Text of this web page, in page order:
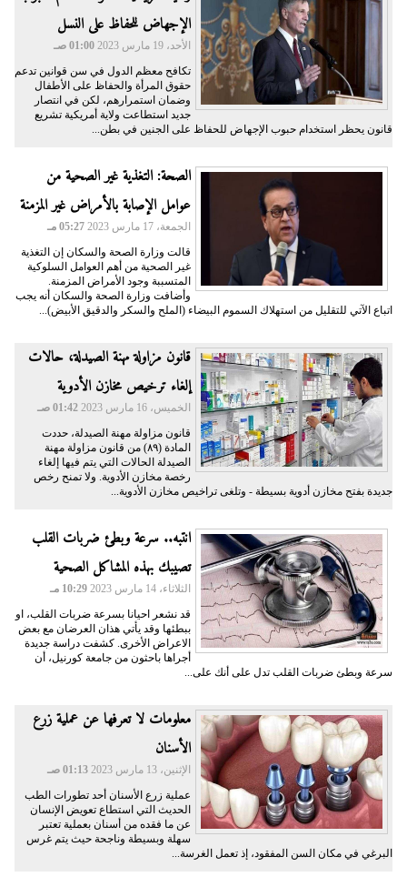
الإجهاض للحفاظ على النسل
الأحد، 19 مارس 2023
01:00 صـ
تكافح معظم الدول في سن قوانين تدعم
حقوق المرأة والحفاظ على الأطفال
وضمان استمرارهم، لكن في انتصار
جديد استطاعت ولاية أمريكية تشريع
قانون يحظر استخدام حبوب الإجهاض للحفاظ على الجنين في بطن...
الصحة: التغذية غير الصحية من
عوامل الإصابة بالأمراض غير المزمنة
الجمعة، 17 مارس 2023
05:27 مـ
قالت وزارة الصحة والسكان إن التغذية
غير الصحية من أهم العوامل السلوكية
المتسببة وجود الأمراض المزمنة.
وأضافت وزارة الصحة والسكان أنه يجب
اتباع الآتي للتقليل من استهلاك السموم البيضاء (الملح والسكر والدقيق الأبيض)...
قانون مزاولة مهنة الصيدلة، حالات
إلغاء ترخيص مخازن الأدوية
الخميس، 16 مارس 2023
01:42 صـ
قانون مزاولة مهنة الصيدلة، حددت
المادة (٨٩) من قانون مزاولة مهنة
الصيدلة الحالات التي يتم فيها إلغاء
رخصة مخازن الأدوية. ولا تمنح رخص
جديدة بفتح مخازن أدوية بسيطة - وتلغى تراخيص مخازن الأدوية...
انتبه.. سرعة وبطئ ضربات القلب
تصيبك بهذه المشاكل الصحية
الثلاثاء، 14 مارس 2023
10:29 مـ
قد نشعر احيانا بسرعة ضربات القلب، او
ببطئها وقد يأتي هذان العرضان مع بعض
الاعراض الأخرى. كشفت دراسة جديدة
أجراها باحثون من جامعة كورنيل، أن
سرعة وبطئ ضربات القلب تدل على أنك على...
معلومات لا تعرفها عن عملية زرع
الأسنان
الإثنين، 13 مارس 2023
01:13 صـ
عملية زرع الأسنان أحد تطورات الطب
الحديث التي استطاع تعويض الإنسان
عن ما فقده من أسنان بعملية تعتبر
سهلة وبسيطة وناجحة حيث يتم غرس
البرغي في مكان السن المفقود، إذ تعمل الغرسة...